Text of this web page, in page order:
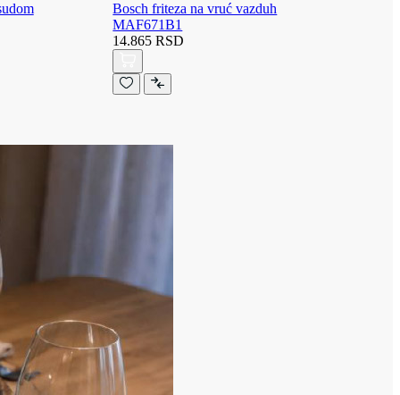
Bosch friteza na vruć vazduh
MAF671B1
14.865 RSD